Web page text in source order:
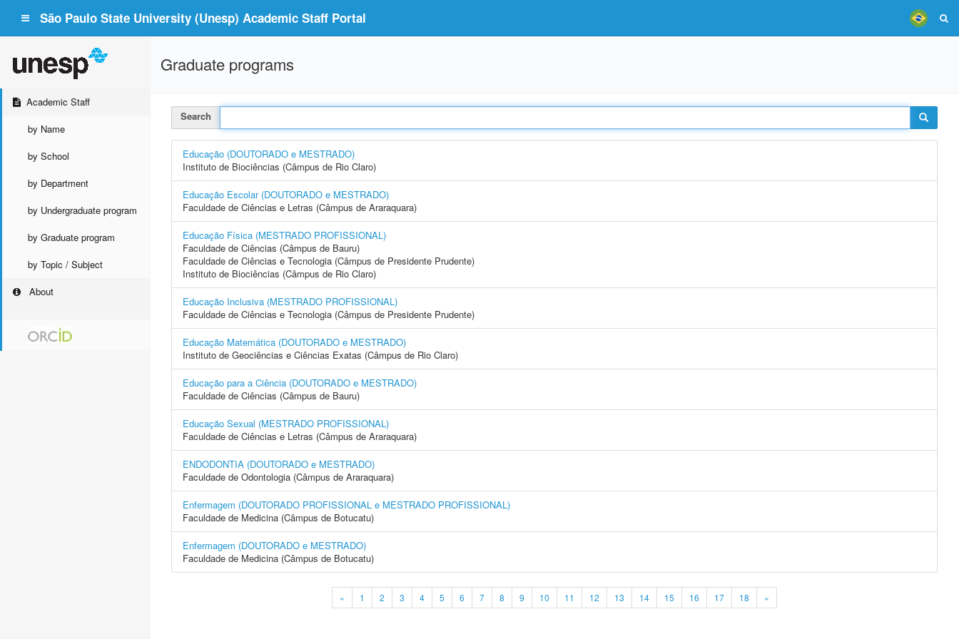
São Paulo State University (Unesp) Academic Staff Portal
Academic Staff
by Name
by School
by Department
by Undergraduate program
by Graduate program
by Topic / Subject
About
Graduate programs
Search
Educação (DOUTORADO e MESTRADO)
Instituto de Biociências (Câmpus de Rio Claro)
Educação Escolar (DOUTORADO e MESTRADO)
Faculdade de Ciências e Letras (Câmpus de Araraquara)
Educação Física (MESTRADO PROFISSIONAL)
Faculdade de Ciências (Câmpus de Bauru)
Faculdade de Ciências e Tecnologia (Câmpus de Presidente Prudente)
Instituto de Biociências (Câmpus de Rio Claro)
Educação Inclusiva (MESTRADO PROFISSIONAL)
Faculdade de Ciências e Tecnologia (Câmpus de Presidente Prudente)
Educação Matemática (DOUTORADO e MESTRADO)
Instituto de Geociências e Ciências Exatas (Câmpus de Rio Claro)
Educação para a Ciência (DOUTORADO e MESTRADO)
Faculdade de Ciências (Câmpus de Bauru)
Educação Sexual (MESTRADO PROFISSIONAL)
Faculdade de Ciências e Letras (Câmpus de Araraquara)
ENDODONTIA (DOUTORADO e MESTRADO)
Faculdade de Odontologia (Câmpus de Araraquara)
Enfermagem (DOUTORADO PROFISSIONAL e MESTRADO PROFISSIONAL)
Faculdade de Medicina (Câmpus de Botucatu)
Enfermagem (DOUTORADO e MESTRADO)
Faculdade de Medicina (Câmpus de Botucatu)
« 1 2 3 4 5 6 7 8 9 10 11 12 13 14 15 16 17 18 »